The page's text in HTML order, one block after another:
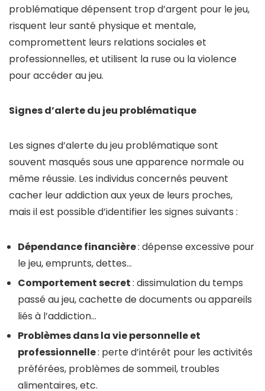
problématique dépensent trop d’argent pour le jeu,
risquent leur santé physique et mentale,
compromettent leurs relations sociales et
professionnelles, et utilisent la ruse ou la violence
pour accéder au jeu.
Signes d’alerte du jeu problématique
Les signes d’alerte du jeu problématique sont
souvent masqués sous une apparence normale ou
même réussie. Les individus concernés peuvent
cacher leur addiction aux yeux de leurs proches,
mais il est possible d’identifier les signes suivants :
Dépendance financière: dépense excessive pour
le jeu, emprunts, dettes…
Comportement secret: dissimulation du temps
passé au jeu, cachette de documents ou appareils
liés à l’addiction…
Problèmes dans la vie personnelle et
professionnelle: perte d’intérêt pour les activités
préférées, problèmes de sommeil, troubles
alimentaires, etc.